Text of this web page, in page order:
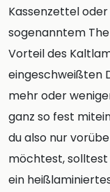
Kassenzettel oder
sogenanntem
Vorteil des
eingeschweißten
mehr oder
ganz so fest
du also nur
möchtest, solltest
ein